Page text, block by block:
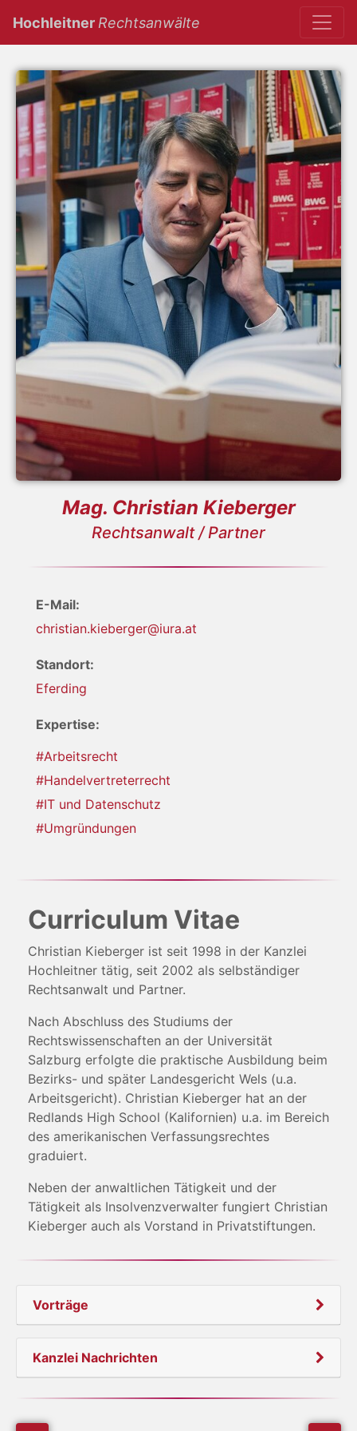
Hochleitner Rechtsanwälte
Mag. Christian Kieberger
Rechtsanwalt / Partner
E-Mail:
christian.kieberger@iura.at
Standort:
Eferding
Expertise:
#Arbeitsrecht
#Handelvertreterrecht
#IT und Datenschutz
#Umgründungen
Curriculum Vitae
Christian Kieberger ist seit 1998 in der Kanzlei
Hochleitner tätig, seit 2002 als selbständiger
Rechtsanwalt und Partner.
Nach Abschluss des Studiums der
Rechtswissenschaften an der Universität
Salzburg erfolgte die praktische Ausbildung beim
Bezirks- und später Landesgericht Wels (u.a.
Arbeitsgericht). Christian Kieberger hat an der
Redlands High School (Kalifornien) u.a. im Bereich
des amerikanischen Verfassungsrechtes
graduiert.
Neben der anwaltlichen Tätigkeit und der
Tätigkeit als Insolvenzverwalter fungiert Christian
Kieberger auch als Vorstand in Privatstiftungen.
Vorträge
Kanzlei Nachrichten